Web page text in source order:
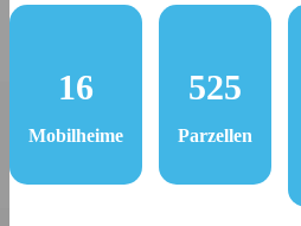
16
Mobilheime
525
Parzellen